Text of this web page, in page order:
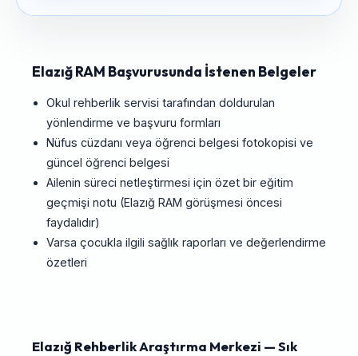
Elazığ RAM Başvurusunda İstenen Belgeler
Okul rehberlik servisi tarafından doldurulan
yönlendirme ve başvuru formları
Nüfus cüzdanı veya öğrenci belgesi fotokopisi ve
güncel öğrenci belgesi
Ailenin süreci netleştirmesi için özet bir eğitim
geçmişi notu (Elazığ RAM görüşmesi öncesi
faydalıdır)
Varsa çocukla ilgili sağlık raporları ve değerlendirme
özetleri
Elazığ Rehberlik Araştırma Merkezi — Sık